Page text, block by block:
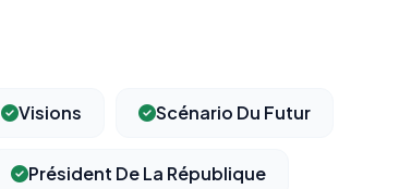
Visions Scénario Du Futur
Président De La République